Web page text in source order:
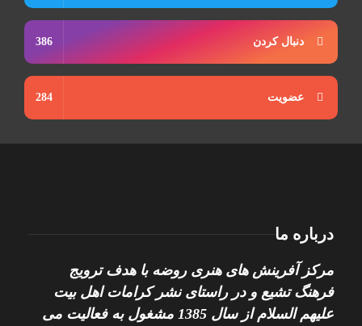
دنبال کردن 386
عضویت 284
درباره ما
مرکز آفرینش های هنری روضه با هدف ترویج
فرهنگ تشیع و در راستای نشر کرامات اهل بیت
علیهم السلام از سال 1385 مشغول به فعالیت می